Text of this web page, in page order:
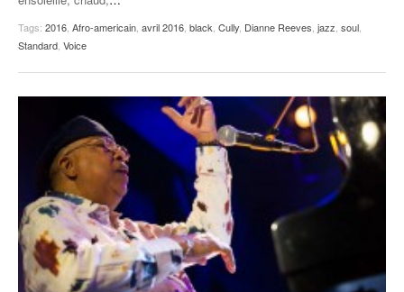
Tags: 2016 Afro-americain avril 2016 black Cully Dianne Reeves jazz soul
Standard Voice